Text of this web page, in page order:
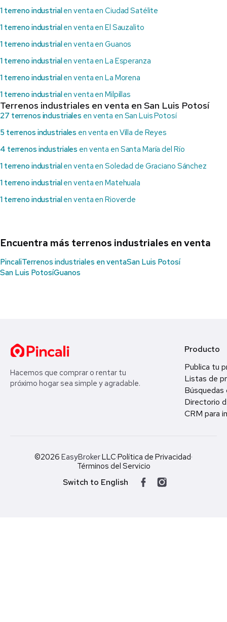
1 terreno industrialen venta en Ciudad Satélite
1 terreno industrialen venta en El Sauzalito
1 terreno industrialen venta en Guanos
1 terreno industrialen venta en La Esperanza
1 terreno industrialen venta en La Morena
1 terreno industrialen venta en Milpillas
Terrenos industriales en venta en San Luis Potosí
27 terrenos industriales en venta en San Luis Potosí
5 terrenos industriales en venta en Villa de Reyes
4 terrenos industriales en venta en Santa María del Río
1 terreno industrialen venta en Soledad de Graciano Sánchez
1 terreno industrialen venta en Matehuala
1 terreno industrialen venta en Rioverde
Encuentra más terrenos industriales en venta
PincaliTerrenos industriales en ventaSan Luis Potosí
San Luis PotosíGuanos
Hacemos que comprar o rentar tu
próximo hogar sea simple y agradable.
Producto
Publica tu
Listas de
Búsquedas
Directorio
CRM para
©2026 EasyBrokerLLC·Política de Privacidad·
Términos del Servicio
Switch to English